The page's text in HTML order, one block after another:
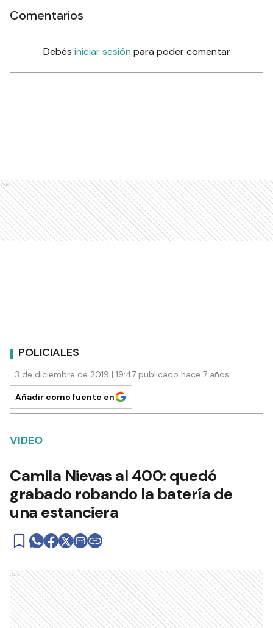
Comentarios
Debés iniciar sesión para poder comentar
Ads
POLICIALES
3 de diciembre de 2019 | 19:47 publicado hace 7 años
Añadir como fuente en
VIDEO
Camila Nievas al 400: quedó
grabado robando la batería de
una estanciera
Ads